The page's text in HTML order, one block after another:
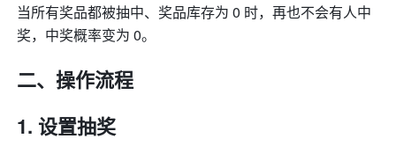
当所有奖品都被抽中、奖品库存为 0 时，再也不会有人中
奖，中奖概率变为 0。
二、操作流程
设置抽奖